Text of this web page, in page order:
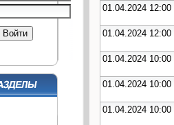
01.04.2024 12:00
01.04.2024 12:00
01.04.2024 10:00
01.04.2024 10:00
01.04.2024 10:00